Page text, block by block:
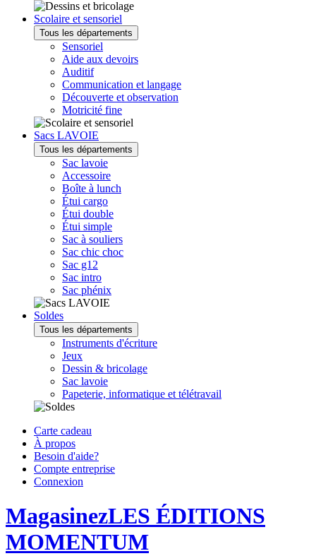
Scolaire et sensoriel
Tous les départements
Sensoriel
Aide aux devoirs
Auditif
Communication et langage
Découverte et observation
Motricité fine
Sacs LAVOIE
Tous les départements
Sac lavoie
Accessoire
Boîte à lunch
Étui cargo
Étui double
Étui simple
Sac à souliers
Sac chic choc
Sac g12
Sac intro
Sac phénix
Soldes
Tous les départements
Instruments d'écriture
Jeux
Dessin & bricolage
Sac lavoie
Papeterie, informatique et télétravail
Carte cadeau
À propos
Besoin d'aide?
Compte entreprise
Connexion
MagasinezLES ÉDITIONS
MOMENTUM